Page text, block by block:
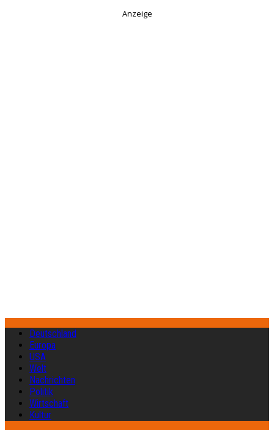
Anzeige
Deutschland
Europa
USA
Welt
Nachrichten
Politik
Wirtschaft
Kultur